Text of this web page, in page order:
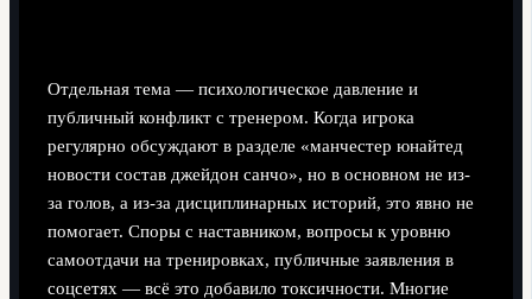
Отдельная тема — психологическое давление и
публичный конфликт с тренером. Когда игрока
регулярно обсуждают в разделе «манчестер юнайтед
новости состав джейдон санчо», но в основном не из-
за голов, а из-за дисциплинарных историй, это явно не
помогает. Споры с наставником, вопросы к уровню
самоотдачи на тренировках, публичные заявления в
соцсетях — всё это добавило токсичности. Многие